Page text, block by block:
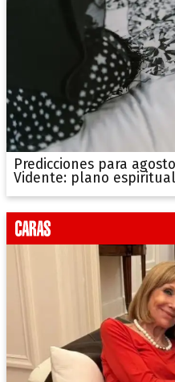
Predicciones para
Vidente: plano